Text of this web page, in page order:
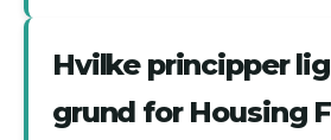
Hvilke principper
grund for Housing